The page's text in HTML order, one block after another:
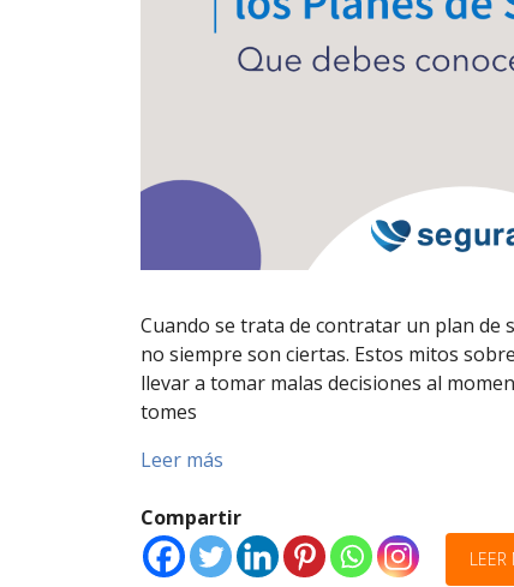
Cuando se trata de contratar un plan de
no siempre son ciertas. Estos mitos
llevar a tomar malas decisiones al
tomes
Leer más
Compartir
LEER